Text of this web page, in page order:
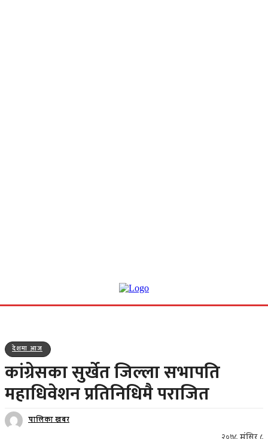
देशमा आज
कांग्रेसका सुर्खेत जिल्ला सभापति
महाधिवेशन प्रतिनिधिमै पराजित
पालिका खबर